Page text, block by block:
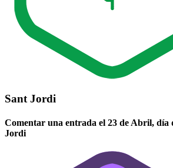
Sant Jordi
Comentar una entrada el 23 de Abril, día
Jordi